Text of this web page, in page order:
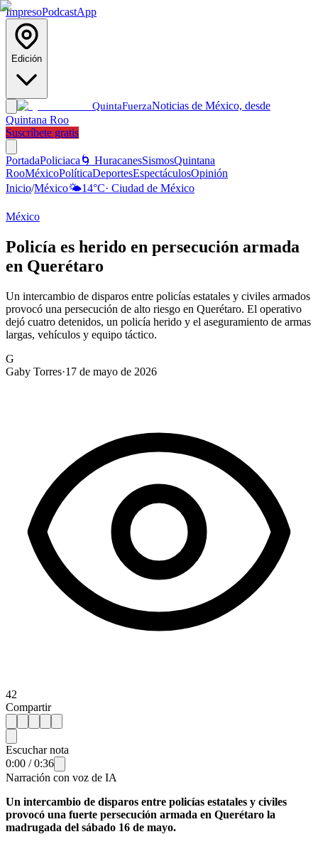
ImpresoPodcastApp
Edición
QuintaFuerzaNoticias de México, desde
Quintana Roo
Suscríbete gratis
PortadaPoliciaca 🌀 HuracanesSismosQuintana
RooMéxicoPolíticaDeportesEspectáculosOpinión
Inicio/México🌤️14°C· Ciudad de México
México
Policía es herido en persecución armada
en Querétaro
Un intercambio de disparos entre policías estatales y civiles armados
provocó una persecución de alto riesgo en Querétaro. El operativo
dejó cuatro detenidos, un policía herido y el aseguramiento de armas
largas, vehículos y equipo táctico.
G
Gaby Torres·17 de mayo de 2026
42
Compartir
Escuchar nota
0:00 /0:36
Narración con voz de IA
Un intercambio de disparos entre policías estatales y civiles
provocó una fuerte persecución armada en Querétaro la
madrugada del sábado 16 de mayo.